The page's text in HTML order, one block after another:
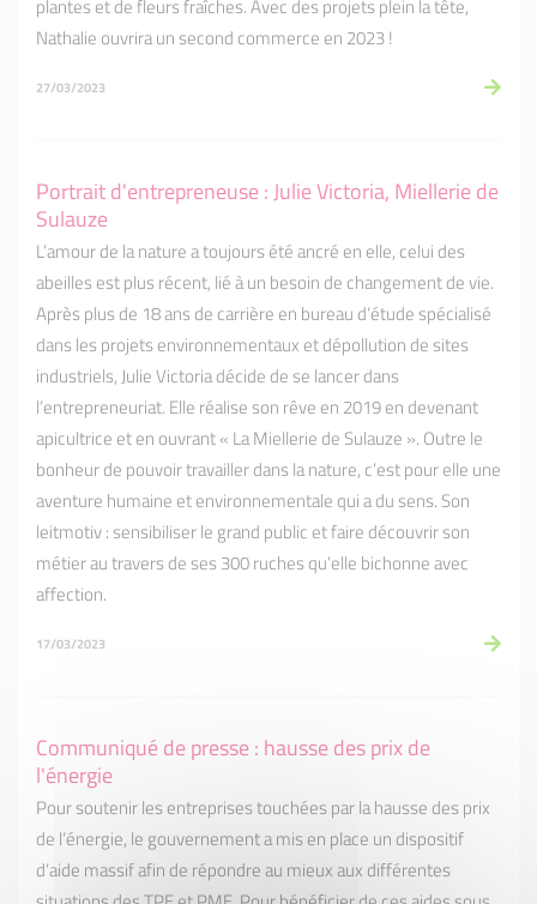
plantes et de fleurs fraîches. Avec des projets plein la tête,
Nathalie ouvrira un second commerce en 2023 !
27/03/2023
Portrait d'entrepreneuse : Julie Victoria, Miellerie de
Sulauze
L’amour de la nature a toujours été ancré en elle, celui des
abeilles est plus récent, lié à un besoin de changement de vie.
Après plus de 18 ans de carrière en bureau d’étude spécialisé
dans les projets environnementaux et dépollution de sites
industriels, Julie Victoria décide de se lancer dans
l’entrepreneuriat. Elle réalise son rêve en 2019 en devenant
apicultrice et en ouvrant « La Miellerie de Sulauze ». Outre le
bonheur de pouvoir travailler dans la nature, c’est pour elle une
aventure humaine et environnementale qui a du sens. Son
leitmotiv : sensibiliser le grand public et faire découvrir son
métier au travers de ses 300 ruches qu’elle bichonne avec
affection.
17/03/2023
Communiqué de presse : hausse des prix de
l'énergie
Pour soutenir les entreprises touchées par la hausse des prix
de l’énergie, le gouvernement a mis en place un dispositif
d’aide massif afin de répondre au mieux aux différentes